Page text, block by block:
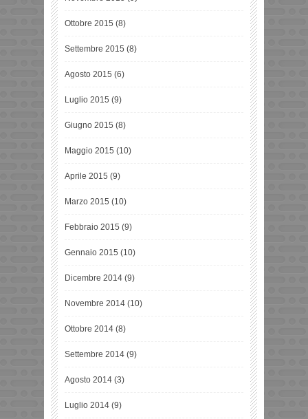
Ottobre 2015 (8)
Settembre 2015 (8)
Agosto 2015 (6)
Luglio 2015 (9)
Giugno 2015 (8)
Maggio 2015 (10)
Aprile 2015 (9)
Marzo 2015 (10)
Febbraio 2015 (9)
Gennaio 2015 (10)
Dicembre 2014 (9)
Novembre 2014 (10)
Ottobre 2014 (8)
Settembre 2014 (9)
Agosto 2014 (3)
Luglio 2014 (9)